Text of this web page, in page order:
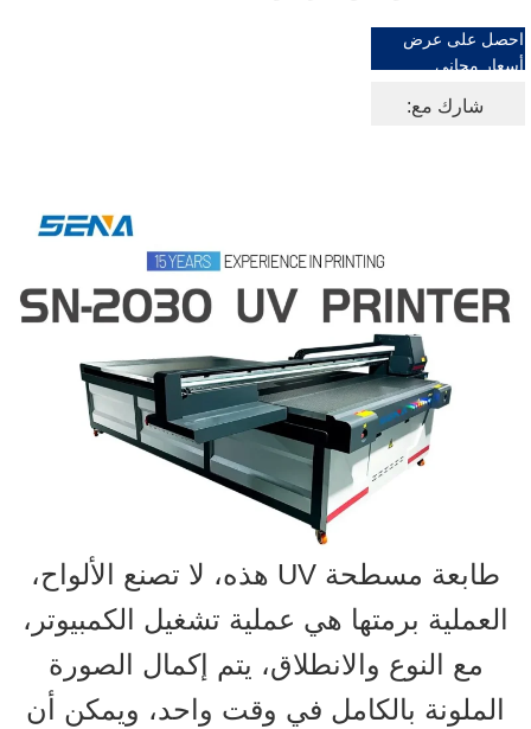
احصل على عرض
أسعار مجاني
شارك مع:
طابعة مسطحة UV هذه، لا تصنع الألواح،
العملية برمتها هي عملية تشغيل الكمبيوتر،
مع النوع والانطلاق، يتم إكمال الصورة
الملونة بالكامل في وقت واحد، ويمكن أن